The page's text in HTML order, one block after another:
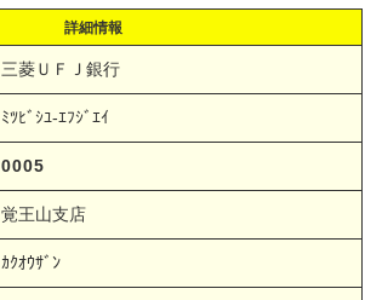
詳細情報
三菱ＵＦＪ銀行
ﾐﾂﾋﾞｼﾕ-ｴﾌｼﾞｴｲ
0005
覚王山支店
ｶｸｵｳｻﾞﾝ